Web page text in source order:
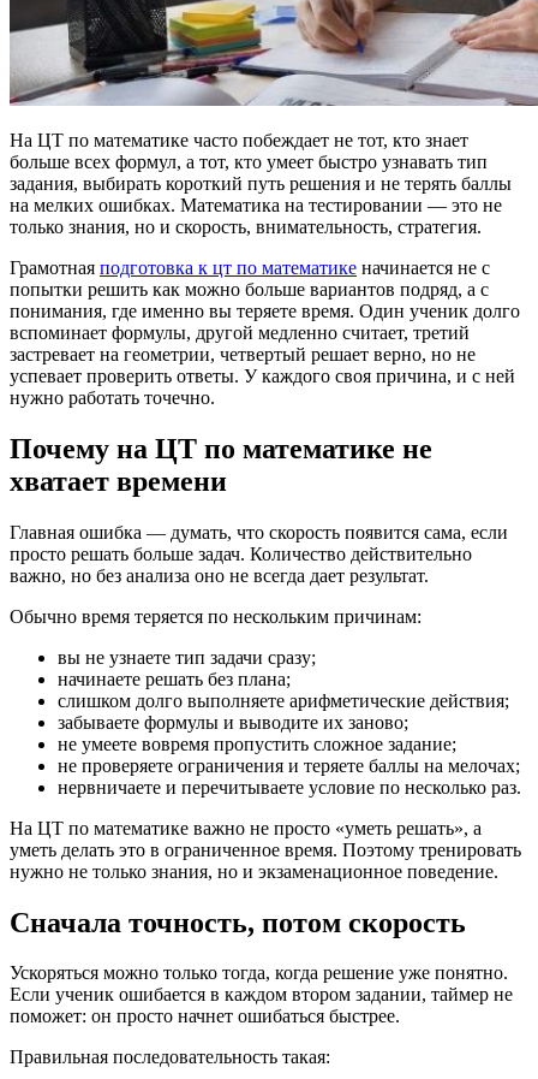
На ЦТ по математике часто побеждает не тот, кто знает
больше всех формул, а тот, кто умеет быстро узнавать тип
задания, выбирать короткий путь решения и не терять баллы
на мелких ошибках. Математика на тестировании — это не
только знания, но и скорость, внимательность, стратегия.
Грамотная подготовка к цт по математике начинается не с
попытки решить как можно больше вариантов подряд, а с
понимания, где именно вы теряете время. Один ученик долго
вспоминает формулы, другой медленно считает, третий
застревает на геометрии, четвертый решает верно, но не
успевает проверить ответы. У каждого своя причина, и с ней
нужно работать точечно.
Почему на ЦТ по математике не
хватает времени
Главная ошибка — думать, что скорость появится сама, если
просто решать больше задач. Количество действительно
важно, но без анализа оно не всегда дает результат.
Обычно время теряется по нескольким причинам:
вы не узнаете тип задачи сразу;
начинаете решать без плана;
слишком долго выполняете арифметические действия;
забываете формулы и выводите их заново;
не умеете вовремя пропустить сложное задание;
не проверяете ограничения и теряете баллы на мелочах;
нервничаете и перечитываете условие по несколько раз.
На ЦТ по математике важно не просто «уметь решать», а
уметь делать это в ограниченное время. Поэтому тренировать
нужно не только знания, но и экзаменационное поведение.
Сначала точность, потом скорость
Ускоряться можно только тогда, когда решение уже понятно.
Если ученик ошибается в каждом втором задании, таймер не
поможет: он просто начнет ошибаться быстрее.
Правильная последовательность такая: